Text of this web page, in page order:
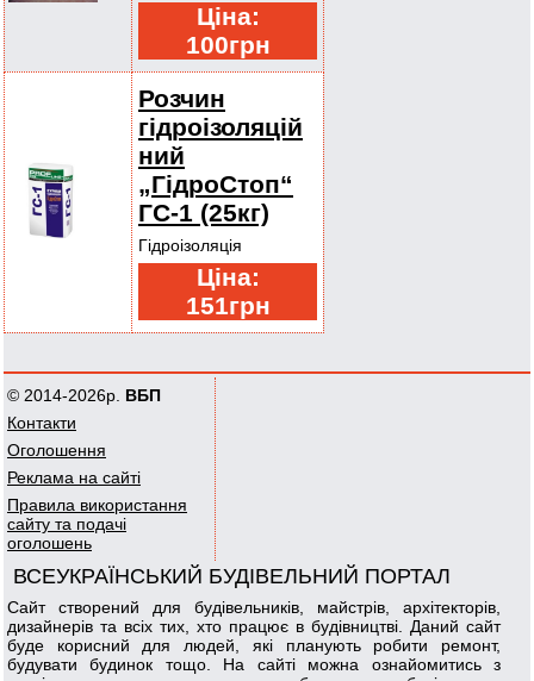
Ціна:
100грн
Розчин
гідроізоляцій
ний
„ГідроСтоп“
ГС-1 (25кг)
Гідроізоляція
Ціна:
151грн
© 2014-2026р. ВБП
Контакти
Оголошення
Реклама на сайті
Правила використання
сайту та подачі
оголошень
ВСЕУКРАЇНСЬКИЙ БУДІВЕЛЬНИЙ ПОРТАЛ
Сайт створений для будівельників, майстрів, архітекторів,
дизайнерів та всіх тих, хто працює в будівництві. Даний сайт
буде корисний для людей, які планують робити ремонт,
будувати будинок тощо. На сайті можна ознайомитись з